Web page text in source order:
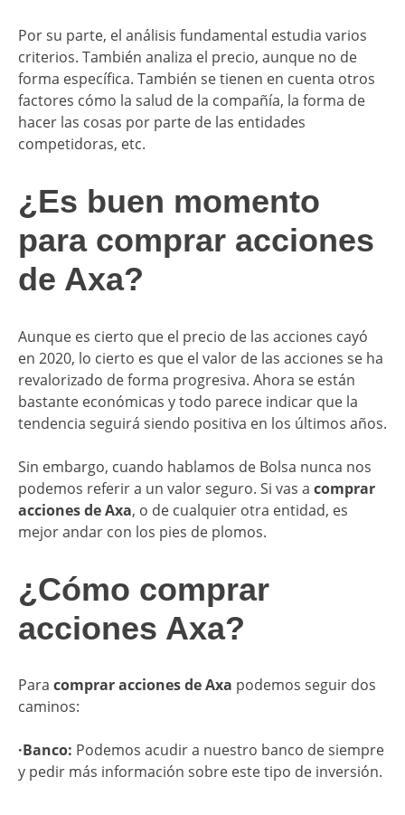
Por su parte, el análisis fundamental estudia varios
criterios. También analiza el precio, aunque no de
forma específica. También se tienen en cuenta otros
factores cómo la salud de la compañía, la forma de
hacer las cosas por parte de las entidades
competidoras, etc.
​¿Es buen momento
para comprar acciones
de Axa?
Aunque es cierto que el precio de las acciones cayó
en 2020, lo cierto es que el valor de las acciones se ha
revalorizado de forma progresiva. Ahora se están
bastante económicas y todo parece indicar que la
tendencia seguirá siendo positiva en los últimos años.
Sin embargo, cuando hablamos de Bolsa nunca nos
podemos referir a un valor seguro. Si vas a comprar
acciones de Axa, o de cualquier otra entidad, es
mejor andar con los pies de plomos.
​¿Cómo comprar
acciones Axa?
Para comprar acciones de Axa podemos seguir dos
caminos:
·Banco: Podemos acudir a nuestro banco de siempre
y pedir más información sobre este tipo de inversión.